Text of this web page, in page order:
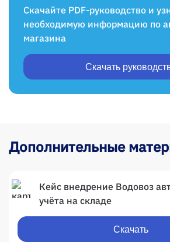
Скачайте PDF-руководство и
необходимую информацию по
магазина
Скачать
Дополнительные
Кейс внедрение Водовоз
учёта на складе
Скачать